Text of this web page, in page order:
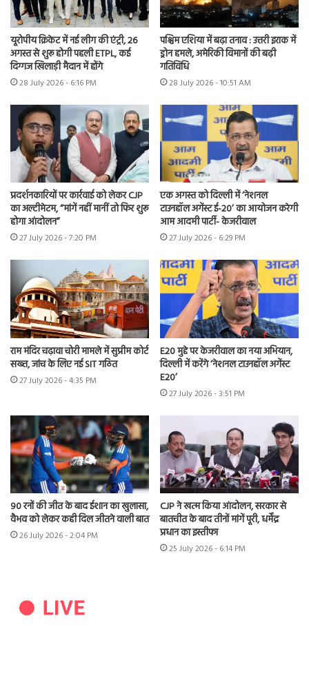
यूरोपीय क्रिकेट में नई लीग की एंट्री, 26
अगस्त से शुरू होगी पहली ETPL, कई
दिग्गज खिलाड़ी मैदान में होंगे
28 July 2026 - 6:16 PM
पश्चिम एशिया में बढ़ा तनाव : उत्तरी इराक में
ड्रोन हमले, अमेरिकी विमानों की बढ़ी
गतिविधि
28 July 2026 - 10:51 AM
प्रदर्शनकारियों पर कार्रवाई को लेकर CJP
का अल्टीमेटम, “मांगें नहीं मानीं तो फिर शुरू
होगा आंदोलन”
27 July 2026 - 7:20 PM
एक अगस्त को दिल्ली में ‘नेशनल
टाउनहॉल अगेंस्ट ई-20’ का आयोजन करेगी
आम आदमी पार्टी- केजरीवाल
27 July 2026 - 6:29 PM
राम मंदिर चढ़ावा चोरी मामले में सुप्रीम कोर्ट
सख्त, जांच के लिए नई SIT गठित
27 July 2026 - 4:35 PM
E20 मुद्दे पर केजरीवाल का नया अभियान,
दिल्ली में करेंगे ‘नेशनल टाउनहॉल अगेंस्ट
E20’
27 July 2026 - 3:51 PM
90 रनों की जीत के बाद ईशान का खुलासा,
वैभव को लेकर कही दिल जीतने वाली बात
26 July 2026 - 2:04 PM
CJP ने खत्म किया आंदोलन, सरकार से
बातचीत के बाद तीनों मांगें पूरी, धर्मेंद्र
प्रधान का इस्तीफा
25 July 2026 - 6:14 PM